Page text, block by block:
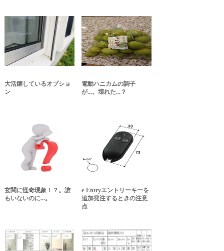
大活躍しているオプショ
ン
電動ハニカムの調子
が...。壊れた...？
玄関に怪奇現象！？。誰
もいないのに...。
e-Entryエントリーキーを
追加発注するときの注意
点